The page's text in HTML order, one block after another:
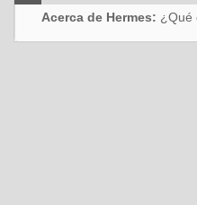
Acerca de Hermes: ¿Qué